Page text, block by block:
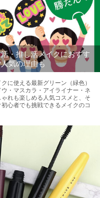
・推し活メイクにおすす
気の理由も
に使える最新グリーン（緑色）
・マスカラ・アイライナー・ネ
れも楽しめる人気コスメと、そ
心者でも挑戦できるメイクのコ